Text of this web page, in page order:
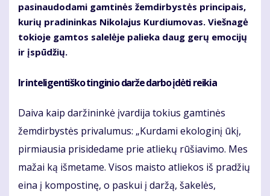
pasinaudodami gamtinės žemdirbystės principais,
kurių pradininkas Nikolajus Kurdiumovas. Viešnagė
tokioje gamtos salelėje palieka daug gerų emocijų
ir įspūdžių.
Ir inteligentiško tinginio darže darbo įdėti reikia
Daiva kaip daržininkė įvardija tokius gamtinės
žemdirbystės privalumus: „Kurdami ekologinį ūkį,
pirmiausia prisidedame prie atliekų rūšiavimo. Mes
mažai ką išmetame. Visos maisto atliekos iš pradžių
eina į kompostinę, o paskui į daržą, šakelės,